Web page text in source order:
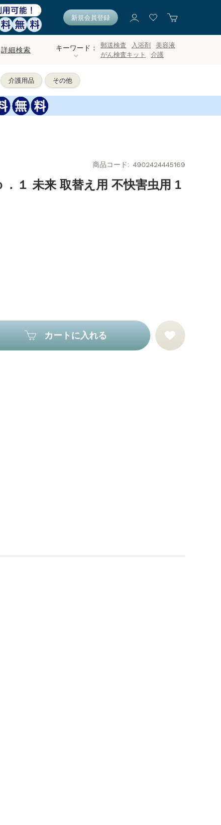
新規会員登録
詳細検索 キーワード： 郵送検査 入浴剤
美容液
がん検査キット
介護
介護用品 その他
商品コード 4902424445169
１ 未来 取替え用 不快害虫用 1
カートに入れる